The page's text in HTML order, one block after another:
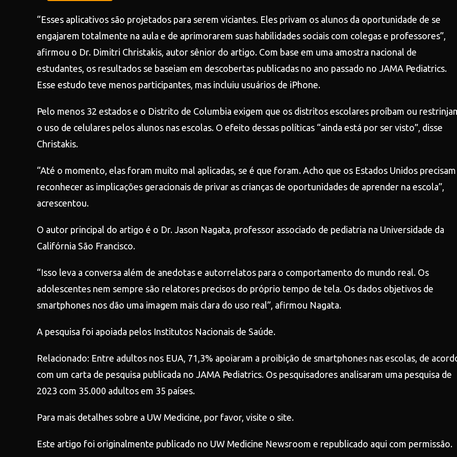
“Esses aplicativos são projetados para serem viciantes. Eles privam os alunos da oportunidade de se
engajarem totalmente na aula e de aprimorarem suas habilidades sociais com colegas e professores”,
afirmou o Dr. Dimitri Christakis, autor sênior do artigo. Com base em uma amostra nacional de
estudantes, os resultados se baseiam em descobertas publicadas no ano passado no JAMA Pediatrics.
Esse estudo teve menos participantes, mas incluiu usuários de iPhone.
Pelo menos 32 estados e o Distrito de Columbia exigem que os distritos escolares proíbam ou
o uso de celulares pelos alunos nas escolas. O efeito dessas políticas “ainda está por ser visto”, disse
Christakis.
“Até o momento, elas foram muito mal aplicadas, se é que foram. Acho que os Estados Unidos precisam
reconhecer as implicações geracionais de privar as crianças de oportunidades de aprender na escola”,
acrescentou.
O autor principal do artigo é o Dr. Jason Nagata, professor associado de pediatria na Universidade da
Califórnia São Francisco.
“Isso leva a conversa além de anedotas e autorrelatos para o comportamento do mundo real. Os
adolescentes nem sempre são relatores precisos do próprio tempo de tela. Os dados objetivos de
smartphones nos dão uma imagem mais clara do uso real”, afirmou Nagata.
A pesquisa foi apoiada pelos Institutos Nacionais de Saúde.
Relacionado: Entre adultos nos EUA, 71,3% apoiaram a proibição de smartphones nas escolas, de
com um carta de pesquisa publicada no JAMA Pediatrics. Os pesquisadores analisaram uma pesquisa de
2023 com 35.000 adultos em 35 países.
Para mais detalhes sobre a UW Medicine, por favor, visite o site.
Este artigo foi originalmente publicado no UW Medicine Newsroom e republicado aqui com permissão.